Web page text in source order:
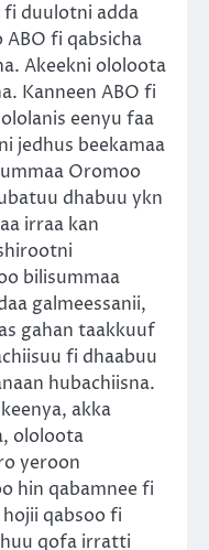
duulotni adda
fi qabsicha
Akeekni ololoota
Kanneen ABO fi
eenyu faa
jedhus beekamaa
Oromoo
dhabuu ykn
irraa kan
bilisummaa
galmeessanii,
gahan taakkuuf
fi dhaabuu
hubachiisna.
akka
ololoota
yeroon
hin qabamnee fi
qabsoo fi
qofa irratti